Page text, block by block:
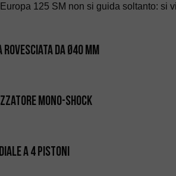
Europa 125 SM non si guida soltanto: si
da Ø40 mm
Mono-Shock
a 4 pistoni